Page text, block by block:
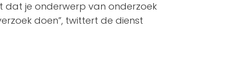
dat je onderwerp van onderzoek
doen”, twittert de dienst